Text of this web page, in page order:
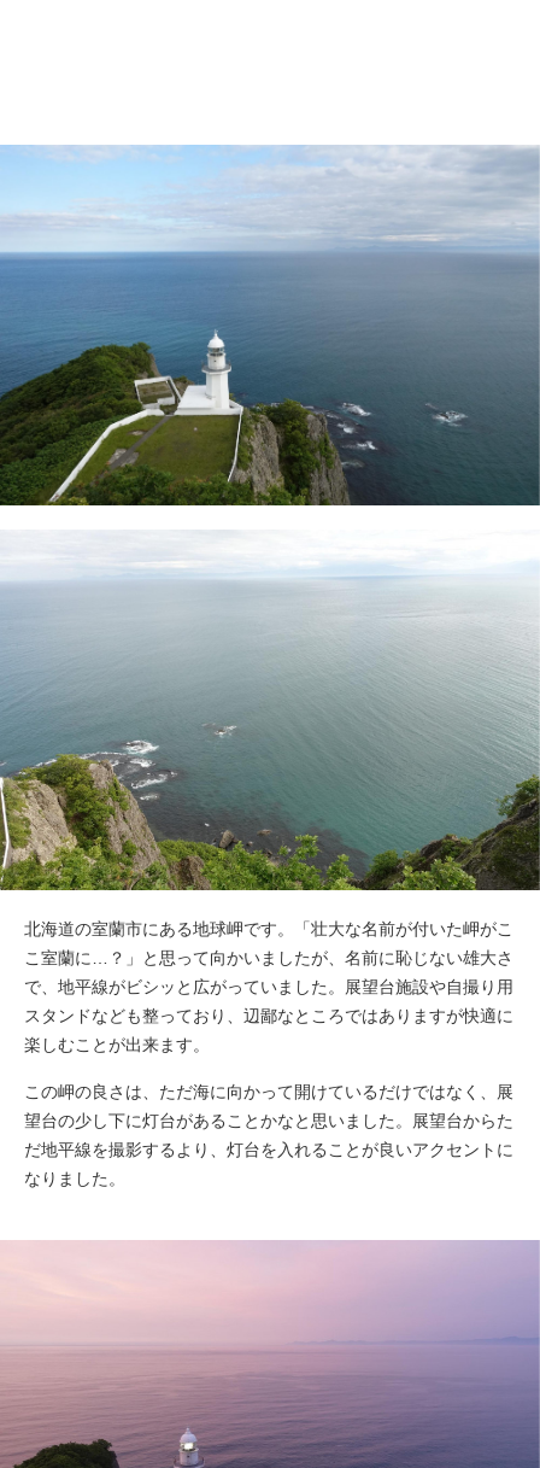
北海道の室蘭市にある地球岬です。「壮大な名前が付いた岬がこ
こ室蘭に…？」と思って向かいましたが、名前に恥じない雄大さ
で、地平線がビシッと広がっていました。展望台施設や自撮り用
スタンドなども整っており、辺鄙なところではありますが快適に
楽しむことが出来ます。
この岬の良さは、ただ海に向かって開けているだけではなく、展
望台の少し下に灯台があることかなと思いました。展望台からた
だ地平線を撮影するより、灯台を入れることが良いアクセントに
なりました。